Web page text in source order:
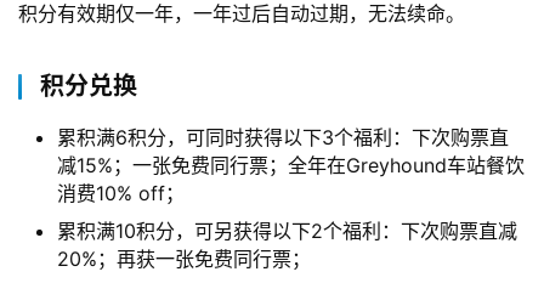
积分有效期仅一年，一年过后自动过期，无法续命。
积分兑换
累积满6积分，可同时获得以下3个福利：下次购票直
减15%；一张免费同行票；全年在Greyhound车站餐饮
消费10% off；
累积满10积分，可另获得以下2个福利：下次购票直减
20%；再获一张免费同行票；